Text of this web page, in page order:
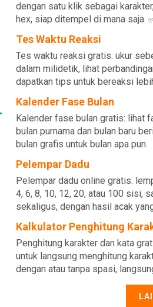
dengan satu klik sebagai
hex, siap ditempel di mana saja.
Tes Waktu Reaksi
Tes waktu reaksi gratis: ukur
dalam milidetik, lihat
dapatkan tips untuk bereaksi
Kalender Fase Bulan
Kalender fase bulan gratis: lihat
bulan purnama dan bulan baru
bulan grafis untuk bulan apa pun.
Pelempar Dadu
Pelempar dadu online gratis:
4, 6, 8, 10, 12, 20, atau 100 sisi,
sekaligus, dengan hasil acak
Kalkulator Penghitung
Penghitung karakter dan kata
untuk langsung menghitung
dengan atau tanpa spasi,